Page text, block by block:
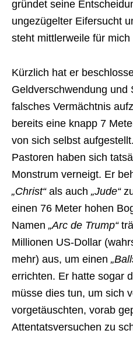
gründet seine
ungezügelter Eifersucht
steht mittlerweile für
Kürzlich hat er
Geldverschwendung und
falsches Vermächtnis
bereits eine knapp 7
von sich selbst
Pastoren haben sich
Monstrum verneigt. Er
„Christ“als auch „Jude“
einen 76 Meter hohen
Namen „Arc de Trump“
Millionen US-Dollar
mehr) aus, um einen
errichten. Er hatte sogar
müsse dies tun, um sich
vorgetäuschten, vorab
Attentatsversuchen zu